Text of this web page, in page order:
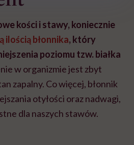
kości i stawy, koniecznie
ilością błonnika, który
poziomu tzw. białka
w organizmie jest zbyt
zapalny. Co więcej, błonnik
otyłości oraz nadwagi,
dla naszych stawów.